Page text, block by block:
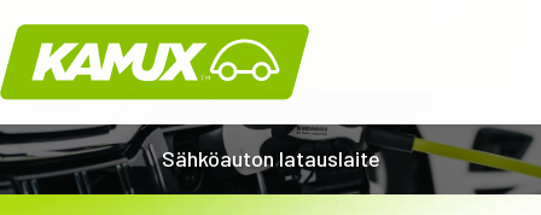
Kamux
Sähköauton latauslaite